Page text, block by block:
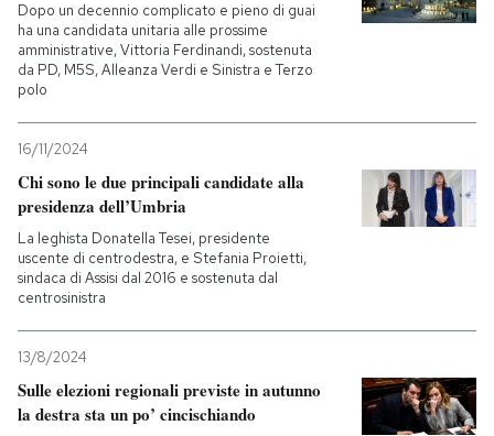
Dopo un decennio complicato e pieno di guai
ha una candidata unitaria alle prossime
amministrative, Vittoria Ferdinandi, sostenuta
da PD, M5S, Alleanza Verdi e Sinistra e Terzo
polo
16/11/2024
Chi sono le due principali candidate alla
presidenza dell’Umbria
La leghista Donatella Tesei, presidente
uscente di centrodestra, e Stefania Proietti,
sindaca di Assisi dal 2016 e sostenuta dal
centrosinistra
13/8/2024
Sulle elezioni regionali previste in autunno
la destra sta un po’ cincischiando